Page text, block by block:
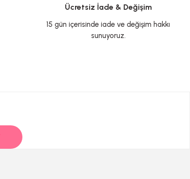
Ücretsiz İade & Değişim
15 gün içerisinde iade ve değişim hakkı
sunuyoruz.